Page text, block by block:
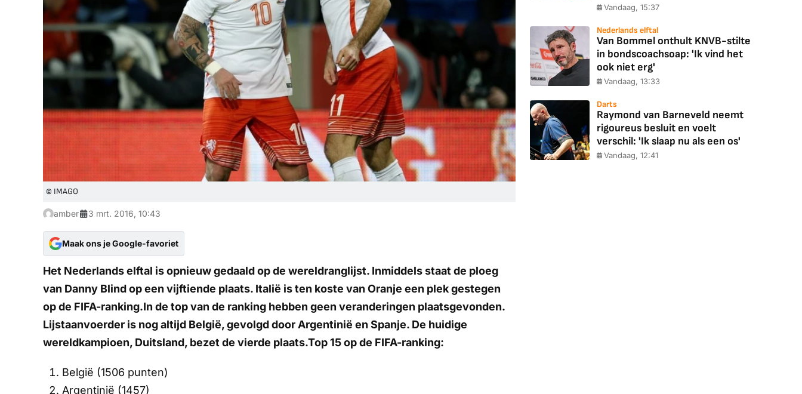
© IMAGO
amber 3 mrt. 2016, 10:43
Maak ons je Google-favoriet
Het Nederlands elftal is opnieuw gedaald op de wereldranglijst. Inmiddels staat de ploeg
van Danny Blind op een vijftiende plaats. Italië is ten koste van Oranje een plek gestegen
op de FIFA-ranking.In de top van de ranking hebben geen veranderingen plaatsgevonden.
Lijstaanvoerder is nog altijd België, gevolgd door Argentinië en Spanje. De huidige
wereldkampioen, Duitsland, bezet de vierde plaats.Top 15 op de FIFA-ranking:
België (1506 punten)
Argentinië (1457)
Vandaag, 15:37
Nederlands elftal
Van Bommel onthult KNVB-stilte
in bondscoachsoap: 'Ik vind het
ook niet erg'
Vandaag, 13:33
Darts
Raymond van Barneveld neemt
rigoureus besluit en voelt
verschil: 'Ik slaap nu als een os'
Vandaag, 12:41